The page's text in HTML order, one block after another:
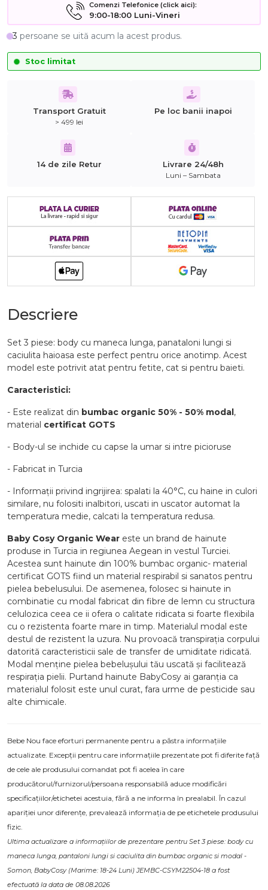
Comenzi Telefonice (click aici):
9:00-18:00 Luni-Vineri
3 persoane se uită acum la acest produs.
Stoc limitat
Transport Gratuit
> 499 lei
Pe loc banii inapoi
14 de zile Retur Livrare 24/48h
Luni – Sambata
Descriere
Set 3 piese: body cu maneca lunga, panataloni lungi si
caciulita haioasa este perfect pentru orice anotimp. Acest
model este potrivit atat pentru fetite, cat si pentru baieti.
Caracteristici:
- Este realizat din bumbac organic 50% - 50% modal,
material certificat GOTS
- Body-ul se inchide cu capse la umar si intre picioruse
- Fabricat in Turcia
- Informaţii privind ingrijirea: spalati la 40°C, cu haine in culori
similare, nu folositi inalbitori, uscati in uscator automat la
temperatura medie, calcati la temperatura redusa.
Baby Cosy Organic Wear este un brand de hainute
produse in Turcia in regiunea Aegean in vestul Turciei.
Acestea sunt hainute din 100% bumbac organic- material
certificat GOTS fiind un material respirabil si sanatos pentru
pielea bebelusului. De asemenea, folosec si hainute in
combinatie cu modal fabricat din fibre de lemn cu structura
celulozica ceea ce ii ofera o calitate ridicata si foarte flexibila
cu o rezistenta foarte mare in timp. Materialul modal este
destul de rezistent la uzura. Nu provoacă transpirația corpului
datorită caracteristicii sale de transfer de umiditate ridicată.
Modal menține pielea bebelușului tău uscată și facilitează
respirația pielii. Purtand hainute BabyCosy ai garanția ca
materialul folosit este unul curat, fara urme de pesticide sau
alte chimicale.
Bebe Nou face eforturi permanente pentru a păstra informațiile
actualizate. Excepții pentru care informațiile prezentate pot fi diferite față
de cele ale produsului comandat pot fi acelea în care
producătorul/furnizorul/persoana responsabilă aduce modificări
specificațiilor/etichetei acestuia, fără a ne informa în prealabil. În cazul
apariției unor diferențe, prevalează informația de pe etichetele produsului
fizic.
Ultima actualizare a informațiilor de prezentare pentru Set 3 piese: body cu
maneca lunga, pantaloni lungi si caciulita din bumbac organic si modal -
Somon, BabyCosy (Marime: 18-24 Luni) JEMBC-CSYM22504-18 a fost
efectuată la data de 08.08.2026